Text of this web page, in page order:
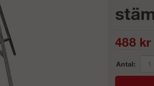
488kr
Antal: